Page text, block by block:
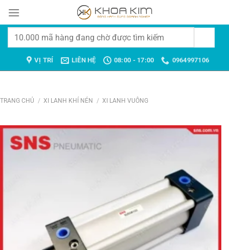
đến
Tìm
VỊ TRÍ LIÊN HỆ 08:00 - 17:00 0964997106
TRANG CHỦ / XI LANH KHÍ NÉN / XI LANH VUÔNG